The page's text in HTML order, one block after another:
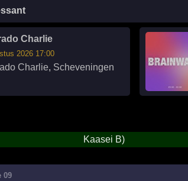
Charlie
2026 17:00
Charlie, Scheveningen
Kaasei B)
09